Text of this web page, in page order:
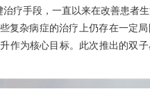
疗手段，一直以来在改善患者
复杂病症的治疗上仍存在一定
作为核心目标。此次推出的双